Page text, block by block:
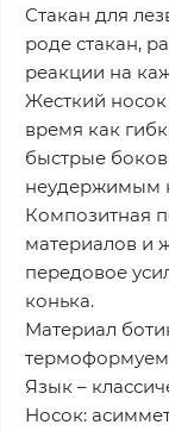
Стакан для
роде стакан,
реакции на
Жесткий носок
время как
быстрые
неудержимым
Композитная
материалов и
передовое
конька.
Материал
Язык –
Носок: